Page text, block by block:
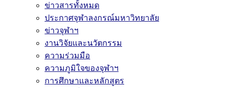
ข่าวสารทั้งหมด
ประกาศจุฬาลงกรณ์มหาวิทยาลัย
ข่าวจุฬาฯ
งานวิจัยและนวัตกรรม
ความร่วมมือ
ความภูมิใจของจุฬาฯ
การศึกษาและหลักสูตร